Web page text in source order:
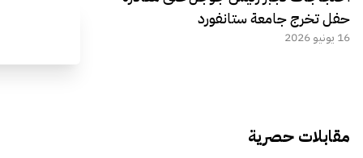
حفل تخرج جامعة ستانفورد
16 يونيو 2026
مقابلات حصرية